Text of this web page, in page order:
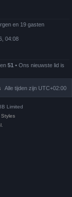
en 19 gasten
04:08
51 • Ons nieuwste lid is
Alle tijden zijn UTC+02:00
Limited